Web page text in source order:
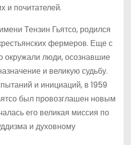
и почитателей.
Тензин Гьятсо, родился
фермеров. Еще с
окружали люди, осознавшие
и великую судьбу.
и инициаций, в 1959
был провозглашен новым
его великая миссия по
и духовному